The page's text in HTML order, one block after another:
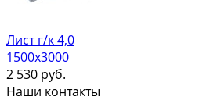
Лист г/к 4,0
1500х3000
2 530 руб.
Наши контакты